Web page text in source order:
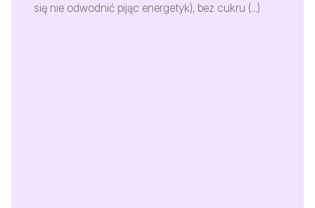
się nie odwodnić pijąc energetyk), bez cukru (...)